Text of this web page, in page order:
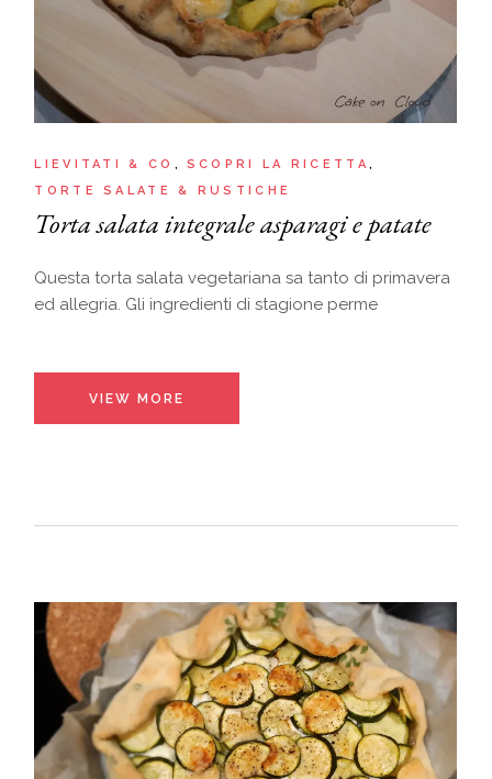
LIEVITATI & CO
SCOPRI LA RICETTA
TORTE SALATE & RUSTICHE
Torta salata integrale asparagi e patate
Questa torta salata vegetariana sa tanto di primavera
ed allegria. Gli ingredienti di stagione perme
VIEW MORE